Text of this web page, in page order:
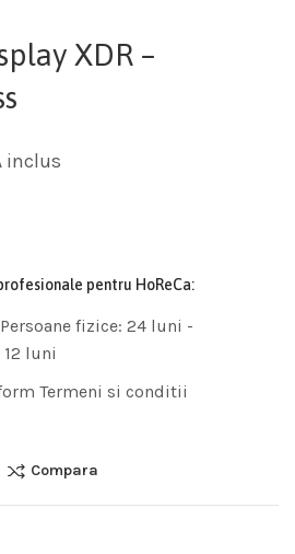
XDR –
inclus
pentru HoReCa:
fizice: 24 luni -
luni
Termeni si conditii
Compara